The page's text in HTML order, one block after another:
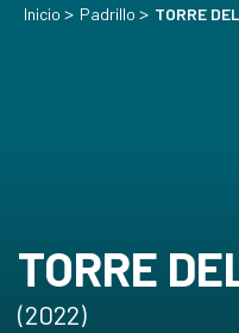
Inicio > Padrillo > TORRE
TORRE
(2022)